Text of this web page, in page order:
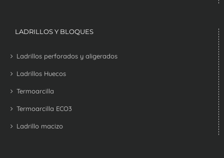
LADRILLOS Y BLOQUES
Ladrillos perforados y aligerados
Ladrillos Huecos
Termoarcilla
Termoarcilla ECO3
Ladrillo macizo